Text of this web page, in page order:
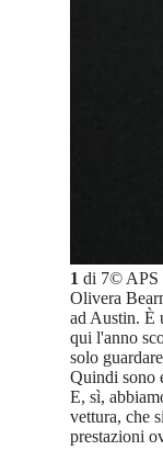
1 di 7© APS
Olivera
ad Austin. È
qui l'anno
solo
Quindi sono
E, sì,
vettura, che
prestazioni